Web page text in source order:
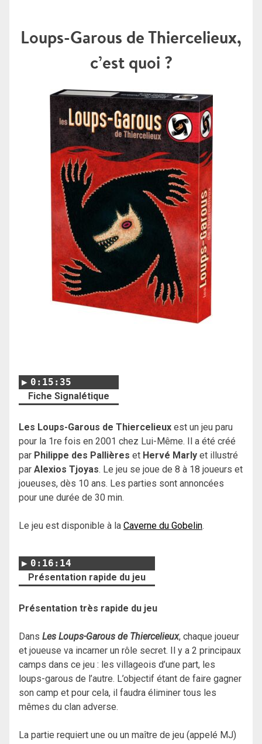
Loups-Garous de Thiercelieux,
c’est quoi ?
0:15:35
Fiche Signalétique
Les Loups-Garous de Thiercelieux est un jeu paru
pour la 1re fois en 2001 chez Lui-Même. Il a été créé
par Philippe des Pallières et Hervé Marly et illustré
par Alexios Tjoyas. Le jeu se joue de 8 à 18 joueurs et
joueuses, dès 10 ans. Les parties sont annoncées
pour une durée de 30 min.
Le jeu est disponible à la Caverne du Gobelin.
0:16:14
Présentation rapide du jeu
Présentation très rapide du jeu
Dans Les Loups-Garous de Thiercelieux, chaque joueur
et joueuse va incarner un rôle secret. Il y a 2 principaux
camps dans ce jeu : les villageois d’une part, les
loups-garous de l’autre. L’objectif étant de faire gagner
son camp et pour cela, il faudra éliminer tous les
mêmes du clan adverse.
La partie requiert une ou un maître de jeu (appelé MJ)